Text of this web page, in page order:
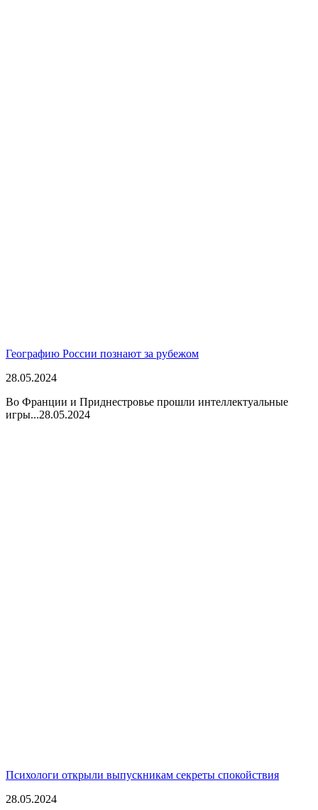
Географию России познают за рубежом
28.05.2024
Во Франции и Приднестровье прошли интеллектуальные
игры...28.05.2024
Психологи открыли выпускникам секреты спокойствия
28.05.2024